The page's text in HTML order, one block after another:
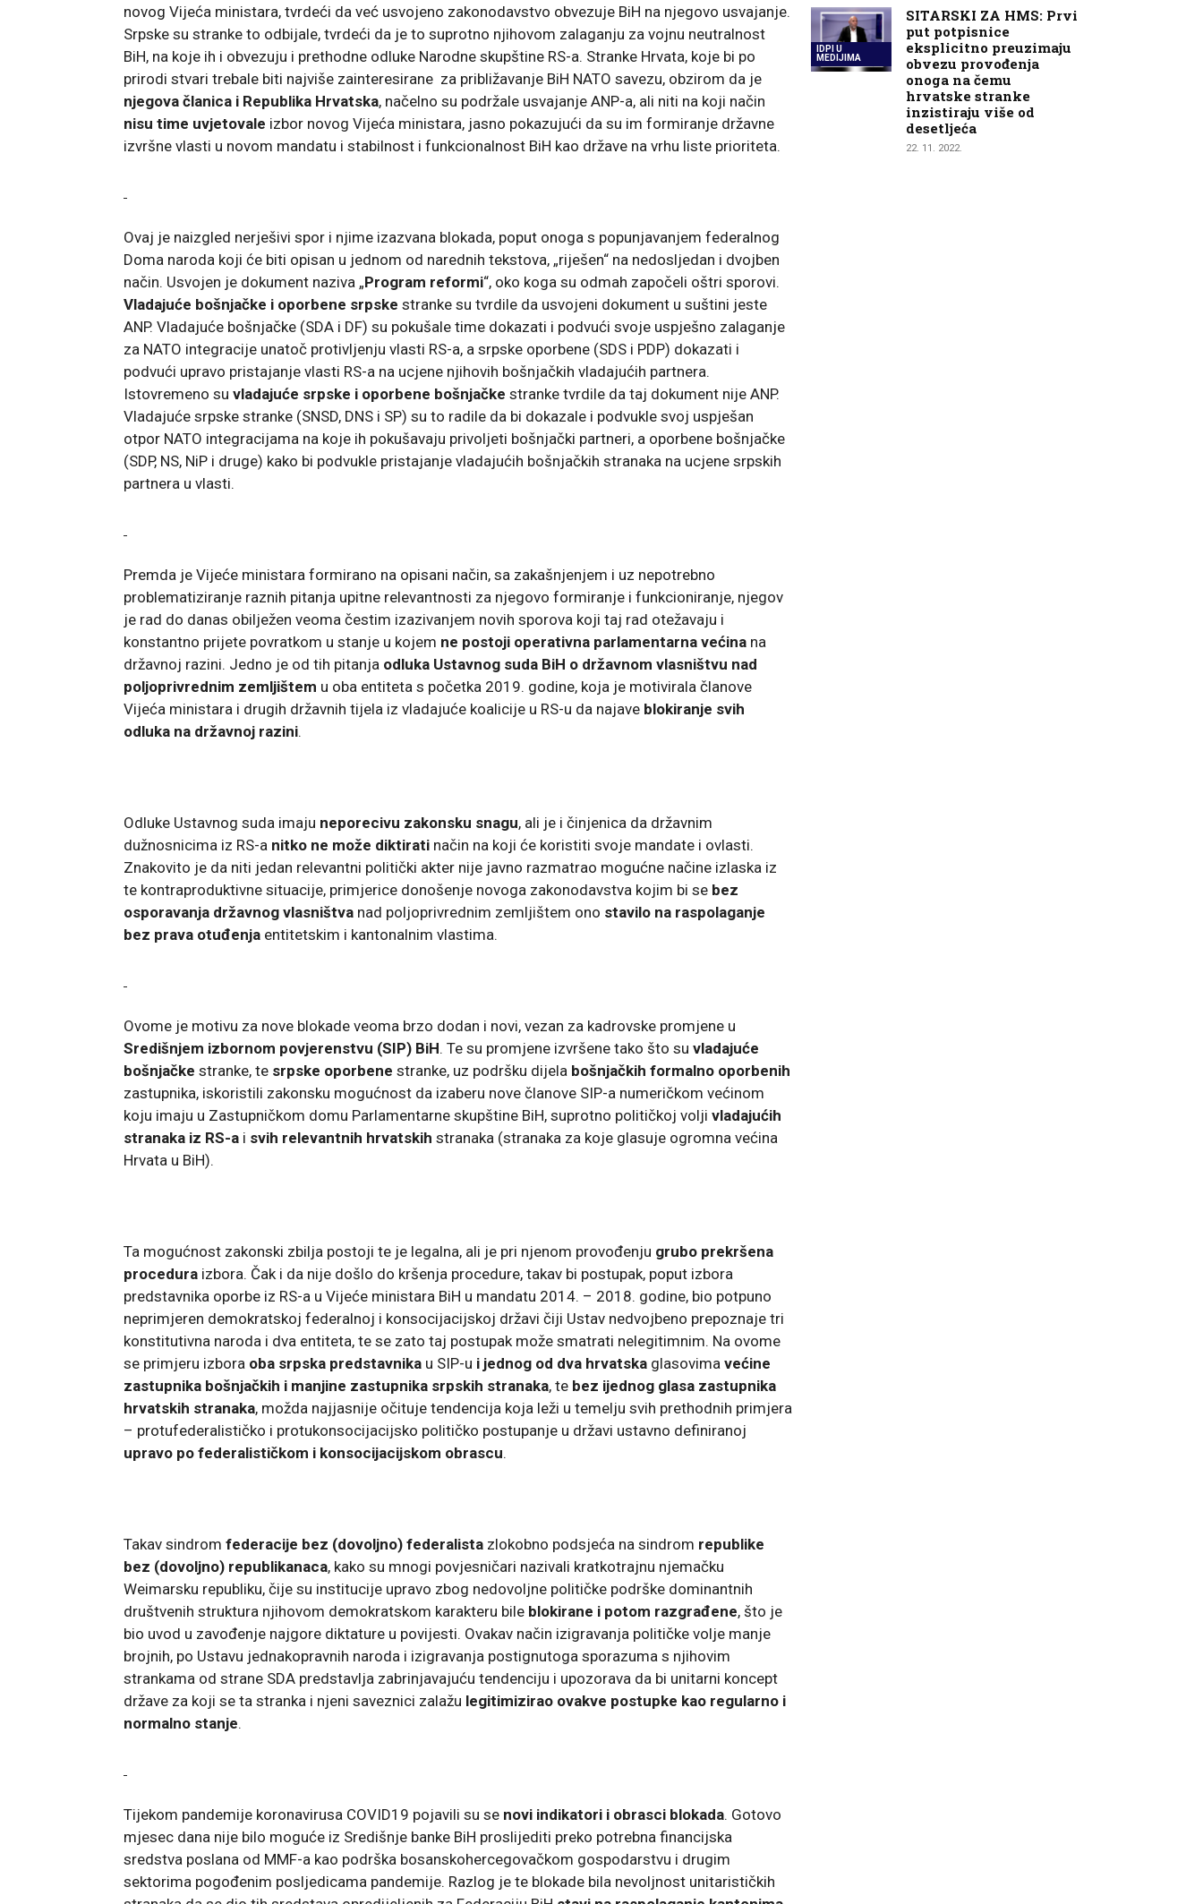
novog Vijeća ministara, tvrdeći da već usvojeno zakonodavstvo obvezuje BiH na njegovo usvajanje.
Srpske su stranke to odbijale, tvrdeći da je to suprotno njihovom zalaganju za vojnu neutralnost
BiH, na koje ih i obvezuju i prethodne odluke Narodne skupštine RS-a. Stranke Hrvata, koje bi po
prirodi stvari trebale biti najviše zainteresirane za približavanje BiH NATO savezu, obzirom da je
njegova članica i Republika Hrvatska, načelno su podržale usvajanje ANP-a, ali niti na koji način
nisu time uvjetovale izbor novog Vijeća ministara, jasno pokazujući da su im formiranje državne
izvršne vlasti u novom mandatu i stabilnost i funkcionalnost BiH kao države na vrhu liste prioriteta.
Ovaj je naizgled nerješivi spor i njime izazvana blokada, poput onoga s popunjavanjem federalnog
Doma naroda koji će biti opisan u jednom od narednih tekstova, „riješen“ na nedosljedan i dvojben
način. Usvojen je dokument naziva „Program reformi“, oko koga su odmah započeli oštri sporovi.
Vladajuće bošnjačke i oporbene srpske stranke su tvrdile da usvojeni dokument u suštini jeste
ANP. Vladajuće bošnjačke (SDA i DF) su pokušale time dokazati i podvući svoje uspješno zalaganje
za NATO integracije unatoč protivljenju vlasti RS-a, a srpske oporbene (SDS i PDP) dokazati i
podvući upravo pristajanje vlasti RS-a na ucjene njihovih bošnjačkih vladajućih partnera.
Istovremeno su vladajuće srpske i oporbene bošnjačke stranke tvrdile da taj dokument nije ANP.
Vladajuće srpske stranke (SNSD, DNS i SP) su to radile da bi dokazale i podvukle svoj uspješan
otpor NATO integracijama na koje ih pokušavaju privoljeti bošnjački partneri, a oporbene bošnjačke
(SDP, NS, NiP i druge) kako bi podvukle pristajanje vladajućih bošnjačkih stranaka na ucjene srpskih
partnera u vlasti.
Premda je Vijeće ministara formirano na opisani način, sa zakašnjenjem i uz nepotrebno
problematiziranje raznih pitanja upitne relevantnosti za njegovo formiranje i funkcioniranje, njegov
je rad do danas obilježen veoma čestim izazivanjem novih sporova koji taj rad otežavaju i
konstantno prijete povratkom u stanje u kojem ne postoji operativna parlamentarna većina na
državnoj razini. Jedno je od tih pitanja odluka Ustavnog suda BiH o državnom vlasništvu nad
poljoprivrednim zemljištem u oba entiteta s početka 2019. godine, koja je motivirala članove
Vijeća ministara i drugih državnih tijela iz vladajuće koalicije u RS-u da najave blokiranje svih
odluka na državnoj razini.
Odluke Ustavnog suda imaju neporecivu zakonsku snagu, ali je i činjenica da državnim
dužnosnicima iz RS-a nitko ne može diktirati način na koji će koristiti svoje mandate i ovlasti.
Znakovito je da niti jedan relevantni politički akter nije javno razmatrao mogućne načine izlaska iz
te kontraproduktivne situacije, primjerice donošenje novoga zakonodavstva kojim bi se bez
osporavanja državnog vlasništva nad poljoprivrednim zemljištem ono stavilo na raspolaganje
bez prava otuđenja entitetskim i kantonalnim vlastima.
Ovome je motivu za nove blokade veoma brzo dodan i novi, vezan za kadrovske promjene u
Središnjem izbornom povjerenstvu (SIP) BiH. Te su promjene izvršene tako što su vladajuće
bošnjačke stranke, te srpske oporbene stranke, uz podršku dijela bošnjačkih formalno oporbenih
zastupnika, iskoristili zakonsku mogućnost da izaberu nove članove SIP-a numeričkom većinom
koju imaju u Zastupničkom domu Parlamentarne skupštine BiH, suprotno političkoj volji vladajućih
stranaka iz RS-a i svih relevantnih hrvatskih stranaka (stranaka za koje glasuje ogromna većina
Hrvata u BiH).
Ta mogućnost zakonski zbilja postoji te je legalna, ali je pri njenom provođenju grubo prekršena
procedura izbora. Čak i da nije došlo do kršenja procedure, takav bi postupak, poput izbora
predstavnika oporbe iz RS-a u Vijeće ministara BiH u mandatu 2014. – 2018. godine, bio potpuno
neprimjeren demokratskoj federalnoj i konsocijacijskoj državi čiji Ustav nedvojbeno prepoznaje tri
konstitutivna naroda i dva entiteta, te se zato taj postupak može smatrati nelegitimnim. Na ovome
se primjeru izbora oba srpska predstavnika u SIP-u i jednog od dva hrvatska glasovima većine
zastupnika bošnjačkih i manjine zastupnika srpskih stranaka, te bez ijednog glasa zastupnika
hrvatskih stranaka, možda najjasnije očituje tendencija koja leži u temelju svih prethodnih primjera
– protufederalističko i protukonsocijacijsko političko postupanje u državi ustavno definiranoj
upravo po federalističkom i konsocijacijskom obrascu.
Takav sindrom federacije bez (dovoljno) federalista zlokobno podsjeća na sindrom republike
bez (dovoljno) republikanaca, kako su mnogi povjesničari nazivali kratkotrajnu njemačku
Weimarsku republiku, čije su institucije upravo zbog nedovoljne političke podrške dominantnih
društvenih struktura njihovom demokratskom karakteru bile blokirane i potom razgrađene, što je
bio uvod u zavođenje najgore diktature u povijesti. Ovakav način izigravanja političke volje manje
brojnih, po Ustavu jednakopravnih naroda i izigravanja postignutoga sporazuma s njihovim
strankama od strane SDA predstavlja zabrinjavajuću tendenciju i upozorava da bi unitarni koncept
države za koji se ta stranka i njeni saveznici zalažu legitimizirao ovakve postupke kao regularno i
normalno stanje.
Tijekom pandemije koronavirusa COVID19 pojavili su se novi indikatori i obrasci blokada. Gotovo
mjesec dana nije bilo moguće iz Središnje banke BiH proslijediti preko potrebna financijska
sredstva poslana od MMF-a kao podrška bosanskohercegovačkom gospodarstvu i drugim
sektorima pogođenim posljedicama pandemije. Razlog je te blokade bila nevoljnost unitarističkih
IDPI U
MEDIJIMA
SITARSKI ZA HMS: Prvi
put potpisnice
eksplicitno preuzimaju
obvezu provođenja
onoga na čemu
hrvatske stranke
inzistiraju više od
desetljeća
22. 11. 2022.